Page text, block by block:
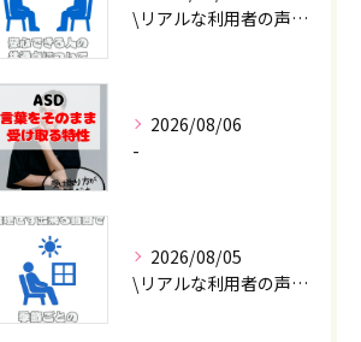
\リアルな利用者の声📣/
2026/08/06
-
2026/08/05
\リアルな利用者の声📣/